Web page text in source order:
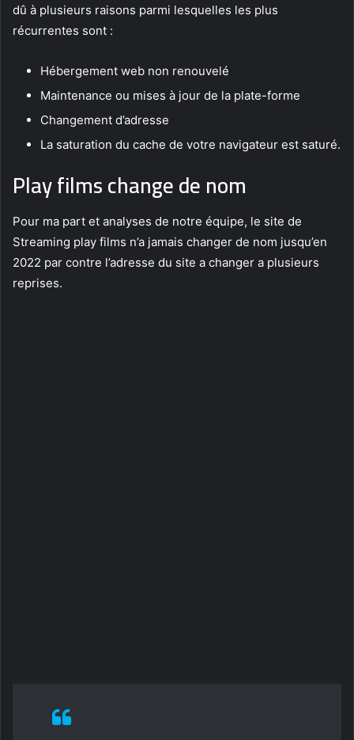
dû à plusieurs raisons parmi lesquelles les plus
récurrentes sont :
Hébergement web non renouvelé
Maintenance ou mises à jour de la plate-forme
Changement d’adresse
La saturation du cache de votre navigateur est saturé.
Play films change de nom
Pour ma part et analyses de notre équipe, le site de
Streaming play films n’a jamais changer de nom jusqu’en
2022 par contre l’adresse du site a changer a plusieurs
reprises.